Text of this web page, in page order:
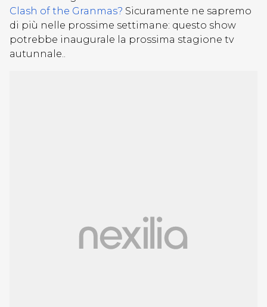
Clash of the Granmas? Sicuramente ne sapremo
di più nelle prossime settimane: questo show
potrebbe inaugurale la prossima stagione tv
autunnale..